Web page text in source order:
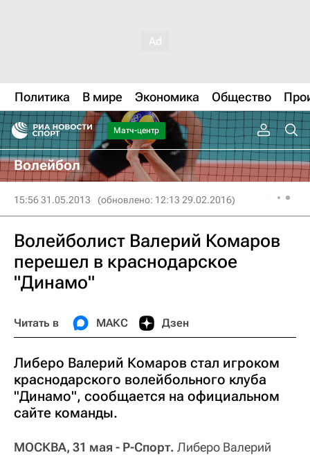
Политика В мире Экономика Общество
Матч-центр
Волейбол
15:56 31.05.2013 (обновлено: 12:13 29.02.2016)
Волейболист Валерий Комаров
перешел в краснодарское
"Динамо"
Читать в МАКС Дзен
Либеро Валерий Комаров стал игроком
краснодарского волейбольного клуба
"Динамо", сообщается на официальном
сайте команды.
МОСКВА, 31 мая - Р-Спорт. Либеро Валерий